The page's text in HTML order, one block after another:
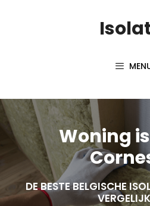
Woning
DE BESTE BELGISCHE